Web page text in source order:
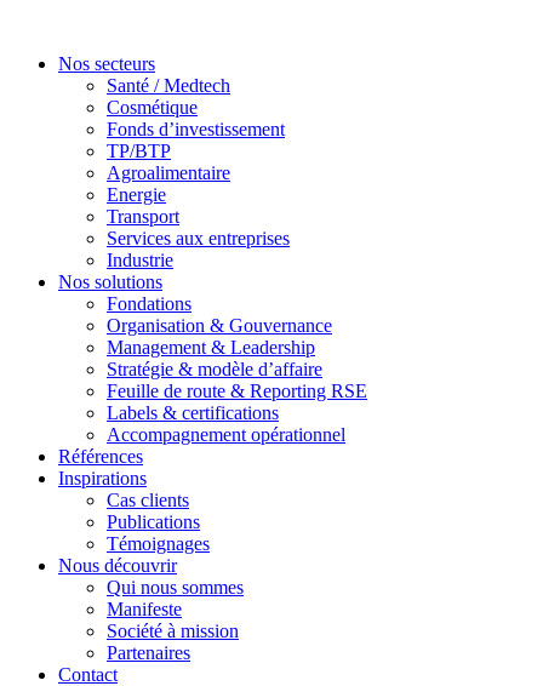
Nos secteurs
Santé / Medtech
Cosmétique
Fonds d’investissement
TP/BTP
Agroalimentaire
Energie
Transport
Services aux entreprises
Industrie
Nos solutions
Fondations
Organisation & Gouvernance
Management & Leadership
Stratégie & modèle d’affaire
Feuille de route & Reporting RSE
Labels & certifications
Accompagnement opérationnel
Références
Inspirations
Cas clients
Publications
Témoignages
Nous découvrir
Qui nous sommes
Manifeste
Société à mission
Partenaires
Contact